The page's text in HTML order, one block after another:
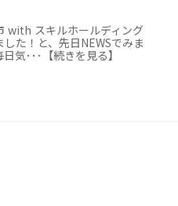
with スキルホールディング
た！と、先日NEWSでみま
気･･･【続きを見る】